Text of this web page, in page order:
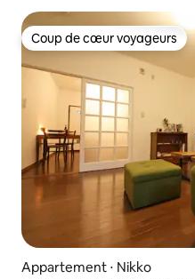
Coup de cœur voyageurs
Coup de cœur voyageurs
Appartement ⋅ Nikko